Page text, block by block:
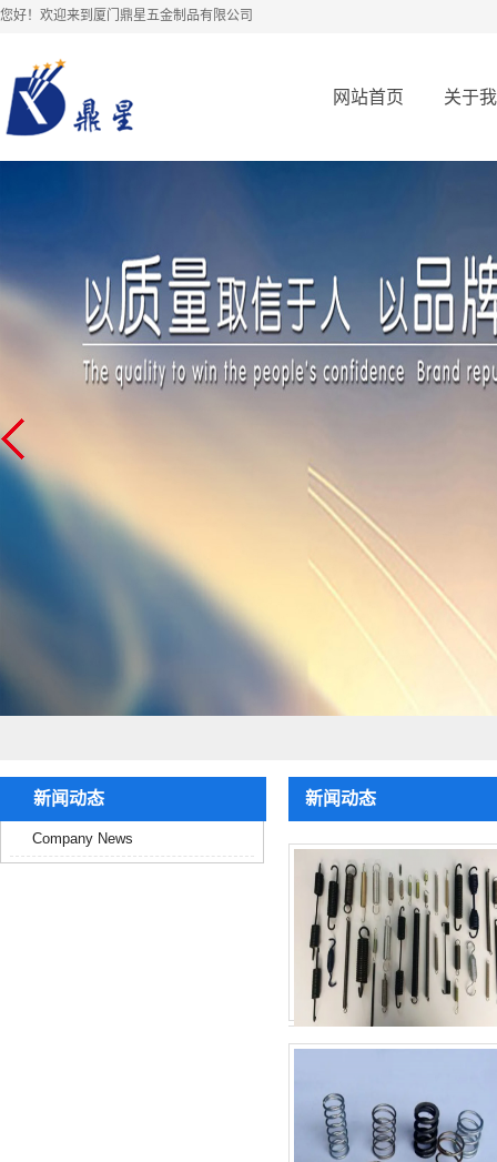
您好！欢迎来到厦门鼎星五金制品有限公司
网站首页 关于
新闻动态
Company News
新闻动态